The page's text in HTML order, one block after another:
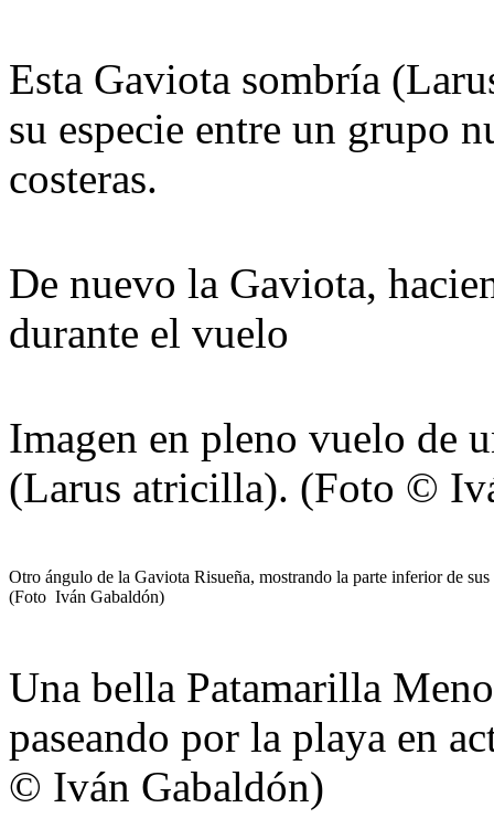
Esta Gaviota sombría
su especie entre un grupo
costeras.
De nuevo la Gaviota,
durante el vuelo
Imagen en pleno vuelo de
(Larus atricilla). (Foto ©
Otro ángulo de la Gaviota Risueña, mostrando la parte inferior de sus
(Foto Iván Gabaldón)
Una bella Patamarilla
paseando por la playa en
© Iván Gabaldón)